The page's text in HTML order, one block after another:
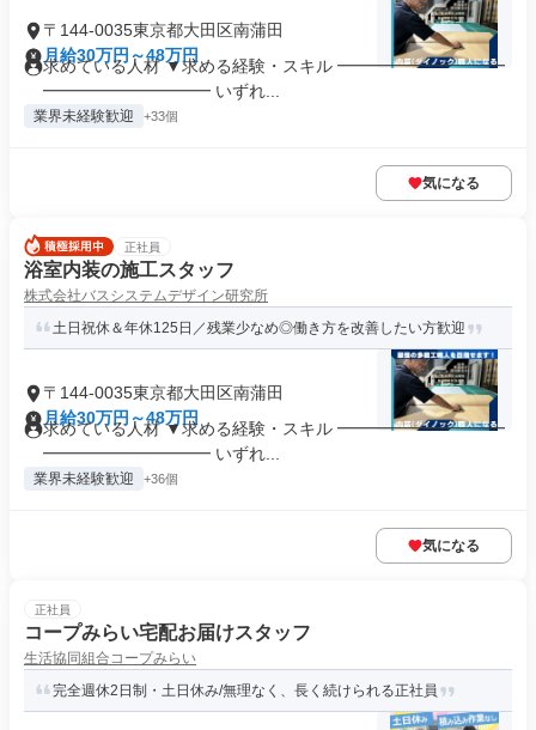
〒144-0035東京都大田区南蒲田
月給30万円～48万円
求めている人材 ▼求める経験・スキル ━━━━━━━━━━
━━━━━━━━━━ いずれ...
業界未経験歓迎 +33個
気になる
正社員
浴室内装の施工スタッフ
株式会社バスシステムデザイン研究所
土日祝休＆年休125日／残業少なめ◎働き方を改善したい方歓迎
〒144-0035東京都大田区南蒲田
月給30万円～48万円
求めている人材 ▼求める経験・スキル ━━━━━━━━━━
━━━━━━━━━━ いずれ...
業界未経験歓迎 +36個
気になる
正社員
コープみらい宅配お届けスタッフ
生活協同組合コープみらい
完全週休2日制・土日休み/無理なく、長く続けられる正社員